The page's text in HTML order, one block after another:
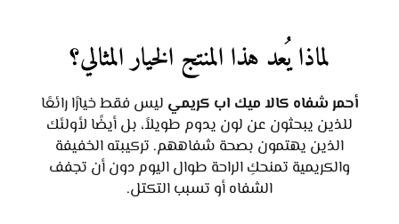
لماذا يُعد هذا المنتج الخيار المثالي؟
أحمر شفاه كالا ميك اب كريمي ليس فقط خيارًا رائعًا
للذين يبحثون عن لون يدوم طويلاً، بل أيضًا لأولئك
الذين يهتمون بصحة شفاههم. تركيبته الخفيفة
والكريمية تمنحكِ الراحة طوال اليوم دون أن تجفف
الشفاه أو تسبب التكتل.